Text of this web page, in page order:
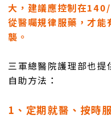
大，建議應控制在
從醫囑規律服藥，才
襲。
三軍總醫院護理部也
自助方法：
1、定期就醫、按時